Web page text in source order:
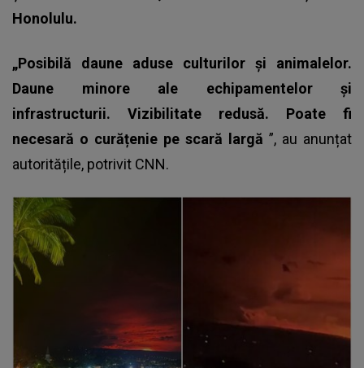
Honolulu.
„Posibilă daune aduse culturilor și animalelor.
Daune minore ale echipamentelor și
infrastructurii. Vizibilitate redusă. Poate fi
necesară o curățenie pe scară largă ”, au anunțat
autoritățile, potrivit CNN.